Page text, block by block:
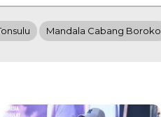
Mandala Cabang Boroko